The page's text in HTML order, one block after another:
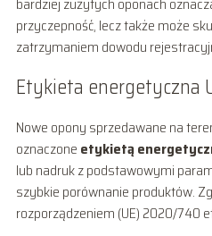
przyczepność, lecz także może
zatrzymaniem dowodu
Etykieta energetyczna
Nowe opony sprzedawane na
oznaczone etykietą
lub nadruk z podstawowymi
szybkie porównanie produktów.
rozporządzeniem (UE) 2020/740